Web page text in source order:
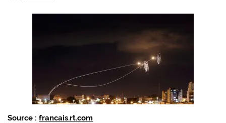
Source :francais.rt.com